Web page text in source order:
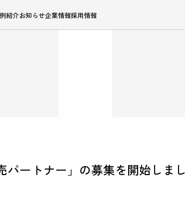
紹介お知らせ企業情報採用情報
ートナー」の募集を開始しまし